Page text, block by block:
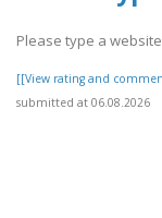
Please type a
[[View rating and
submitted at 06.08.2026